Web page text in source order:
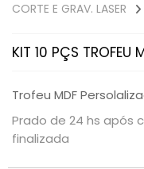
CORTE E GRAV. LASER
KIT 10 PÇS TROFEU
Trofeu MDF
Prado de 24 hs após
finalizada